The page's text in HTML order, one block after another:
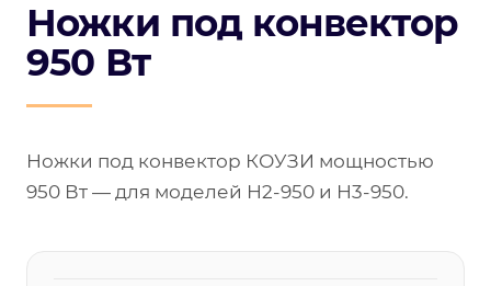
Ножки под конвектор
950 Вт
Ножки под конвектор КОУЗИ мощностью
950 Вт — для моделей Н2-950 и Н3-950.